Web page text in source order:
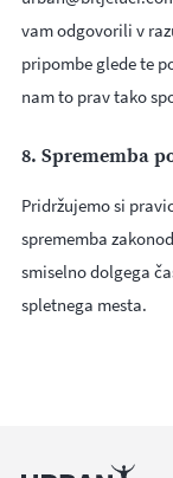
vam odgovorili v
pripombe glede te
nam to prav tako
8. Sprememba
Pridržujemo si
sprememba
smiselno dolgega
spletnega mesta.